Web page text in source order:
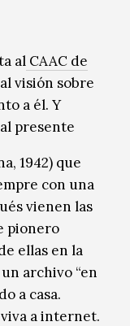
al CAAC de
visión sobre
a él. Y
presente
1942) que
con una
vienen las
pionero
ellas en la
archivo “en
a casa.
a internet.